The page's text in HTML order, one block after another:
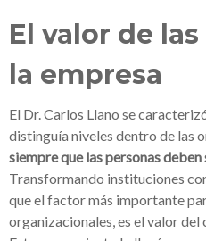
El valor de
la empresa
El Dr. Carlos Llano se
distinguía niveles dentro de las
siempre quelas personas
Transformando instituciones
que el factor más importante
organizacionales, es el valor del